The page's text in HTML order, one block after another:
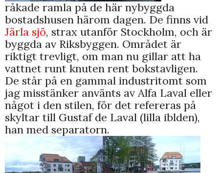
råkade ramla på de här nybyggda
bostadshusen härom dagen. De finns vid
Järla sjö, strax utanför Stockholm, och är
byggda av Riksbyggen. Området är
riktigt trevligt, om man nu gillar att ha
vattnet runt knuten rent bokstavligen.
De står på en gammal industritomt som
jag misstänker använts av Alfa Laval eller
något i den stilen, för det refereras på
skyltar till Gustaf de Laval (lilla iblden),
han med separatorn.